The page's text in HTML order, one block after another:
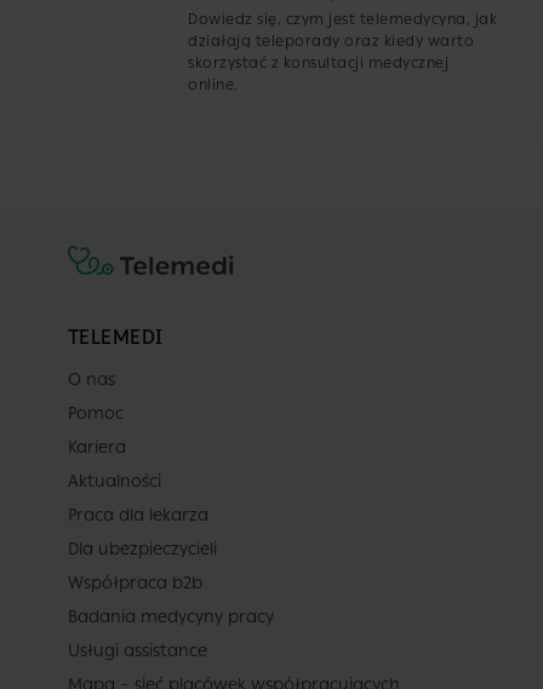
Dowiedz się, czym jest telemedycyna, jak
działają teleporady oraz kiedy warto
skorzystać z konsultacji medycznej
online.
TELEMEDI
O nas
Pomoc
Kariera
Aktualności
Praca dla lekarza
Dla ubezpieczycieli
Współpraca b2b
Badania medycyny pracy
Usługi assistance
Mapa – sieć placówek współpracujących